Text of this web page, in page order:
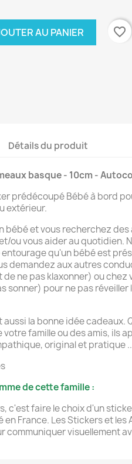
AU PANIER
favorite_border
Détails du produit
basque - 10cm -
prédécoupé Bébé à bord
extérieur.
bébé et vous recherchez
ou vous aider au quotidien.
qu'un bébé est
demandez aux autres
ne pas klaxonner) ou chez
sonner) pour ne pas réveiller
la bonne idée cadeaux.
famille ou des amis, ils
original et pratique
de cette famille :
c'est faire le choix d'un
France. Les Stickers et les
communiquer visuellement